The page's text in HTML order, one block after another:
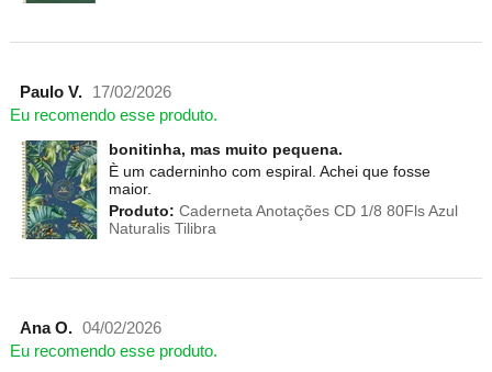
Paulo V.
17/02/2026
Eu recomendo esse produto.
bonitinha, mas muito pequena.
È um caderninho com espiral. Achei que fosse
maior.
Produto: Caderneta Anotações CD 1/8 80Fls Azul
Naturalis Tilibra
Ana O. 04/02/2026
Eu recomendo esse produto.